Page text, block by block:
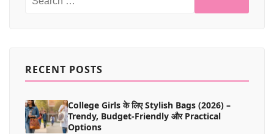
RECENT POSTS
College Girls के लिए Stylish Bags (2026) –
Trendy, Budget-Friendly और Practical
Options